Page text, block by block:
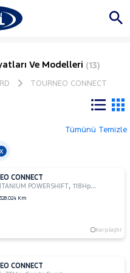
Ve Modelleri (13)
TOURNEO CONNECT
Tümünü Temizle
x
CONNECT
POWERSHIFT,118Hp,Combi
328.024 Km
Karşılaştır
CONNECT